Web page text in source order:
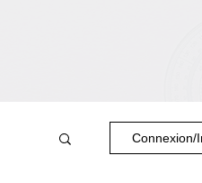
Connexion/